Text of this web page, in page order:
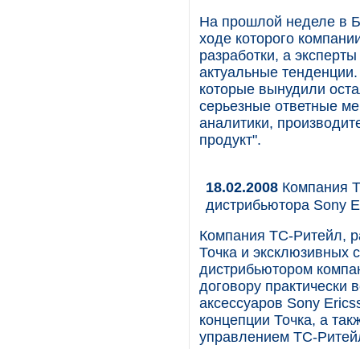
На прошлой неделе в
ходе которого
разработки, а
актуальные
которые вынудили
серьезные ответные
аналитики,
продукт".
18.02.2008 Компания
дистрибьютора Sony
Компания ТС-Ритейл,
Точка и
дистрибьютором
договору
аксессуаров Sony
концепции Точка, а
управлением ТС-